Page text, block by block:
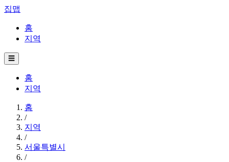
집맵
홈
지역
☰
홈
지역
홈
/
지역
/
서울특별시
/